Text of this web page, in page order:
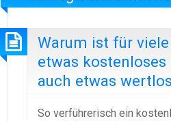
Warum ist für
etwas
auch etwas
So verführerisch ein